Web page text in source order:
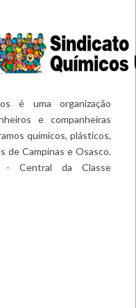
é uma organização
e companheiras
químicos, plásticos,
de Campinas e Osasco.
- Central da Classe